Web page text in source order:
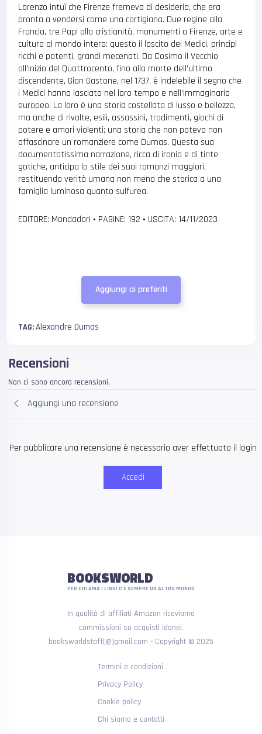
Lorenzo intuì che Firenze fremeva di desiderio, che era
pronta a vendersi come una cortigiana. Due regine alla
Francia, tre Papi alla cristianità, monumenti a Firenze, arte e
cultura al mondo intero: questo il lascito dei Medici, principi
ricchi e potenti, grandi mecenati. Da Cosimo il Vecchio
all’inizio del Quattrocento, fino alla morte dell’ultimo
discendente, Gian Gastone, nel 1737, è indelebile il segno che
i Medici hanno lasciato nel loro tempo e nell’immaginario
europeo. La loro è una storia costellata di lusso e bellezza,
ma anche di rivolte, esili, assassini, tradimenti, giochi di
potere e amori violenti; una storia che non poteva non
affascinare un romanziere come Dumas. Questa sua
documentatissima narrazione, ricca di ironia e di tinte
gotiche, anticipa lo stile dei suoi romanzi maggiori,
restituendo verità umana non meno che storica a una
famiglia luminosa quanto sulfurea.
EDITORE: Mondadori • PAGINE: 192 • USCITA: 14/11/2023
Aggiungi ai preferiti
TAG:Alexandre Dumas
Recensioni
Non ci sono ancora recensioni.
Aggiungi una recensione
Per pubblicare una recensione è necessario aver effettuato il login
Accedi
BOOKSWORLD
PER CHI AMA I LIBRI C'È SEMPRE UN ALTRO MONDO
In qualità di affiliati Amazon riceviamo
commissioni su acquisti idonei.
booksworldstaff[@]gmail.com - Copyright © 2025
Termini e condizioni
Privacy Policy
Cookie policy
Chi siamo e contatti